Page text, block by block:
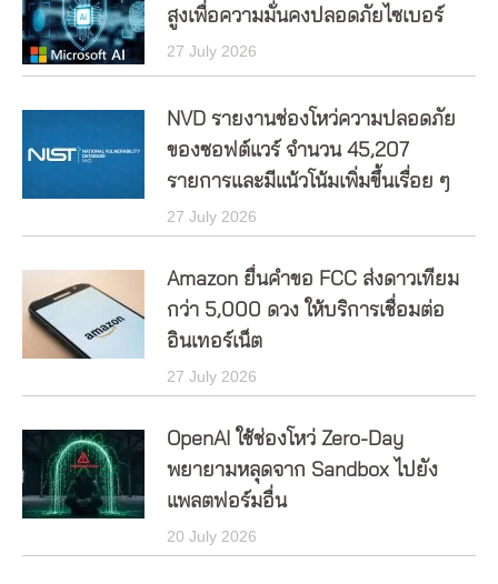
สูงเพื่อความมั่นคงปลอดภัยไซเบอร์
27 July 2026
NVD รายงานช่องโหว่ความปลอดภัย
ของซอฟต์แวร์ จำนวน 45,207
รายการและมีแน้วโน้มเพิ่มขึ้นเรื่อย ๆ
27 July 2026
Amazon ยื่นคำขอ FCC ส่งดาวเทียม
กว่า 5,000 ดวง ให้บริการเชื่อมต่อ
อินเทอร์เน็ต
27 July 2026
OpenAI ใช้ช่องโหว่ Zero-Day
พยายามหลุดจาก Sandbox ไปยัง
แพลตฟอร์มอื่น
20 July 2026